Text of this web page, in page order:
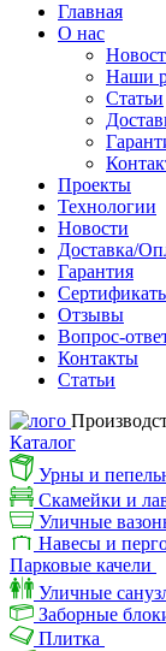
Главная
О нас
Наши
Статьи
Проекты
Технологии
Новости
Доставка/
Гарантия
Отзывы
Вопрос-
Контакты
Статьи
Каталог
Урны и
Скамейки и
Уличные
Навесы и
Парковые качели
Уличные
Заборные
Плитка